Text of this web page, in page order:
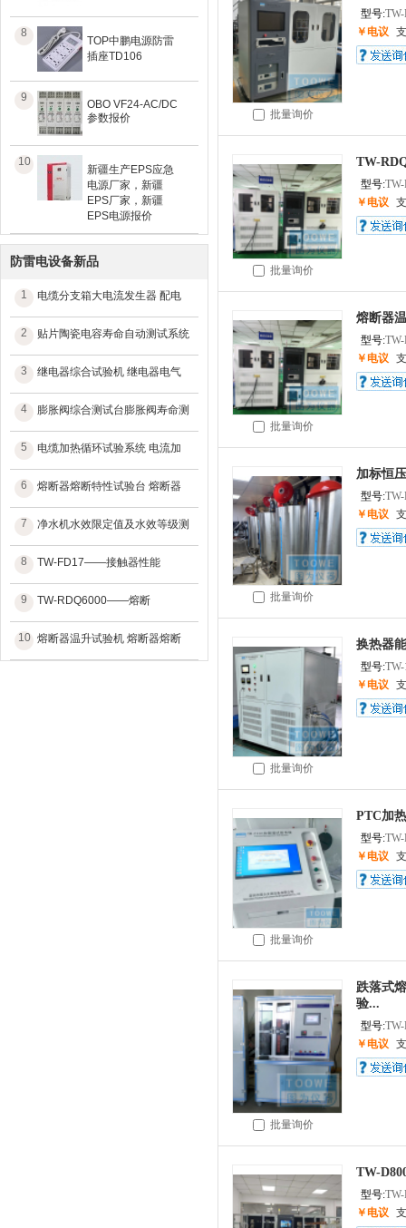
8
TOP中鹏电源防雷
插座TD106
9
OBO VF24-AC/DC
参数报价
10
新疆生产EPS应急
电源厂家，新疆
EPS厂家，新疆
EPS电源报价
防雷电设备新品
1 电缆分支箱大电流发生器 配电
2 贴片陶瓷电容寿命自动测试系统
3 继电器综合试验机 继电器电气
4 膨胀阀综合测试台膨胀阀寿命测
5 电缆加热循环试验系统 电流加
6 熔断器熔断特性试验台 熔断器
7 净水机水效限定值及水效等级测
8 TW-FD17——接触器性能
9 TW-RDQ6000——熔断
10 熔断器温升试验机 熔断器熔断
批量询价
型号:
￥电议
批量询价
TW-
型号:
￥电议
批量询价
熔断器
型号:
￥电议
批量询价
加标恒
型号:
￥电议
批量询价
换热器
型号:
￥电议
批量询价
PTC加
型号:
￥电议
批量询价
跌落式
验...
型号:
￥电议
TW-
型号:
￥电议